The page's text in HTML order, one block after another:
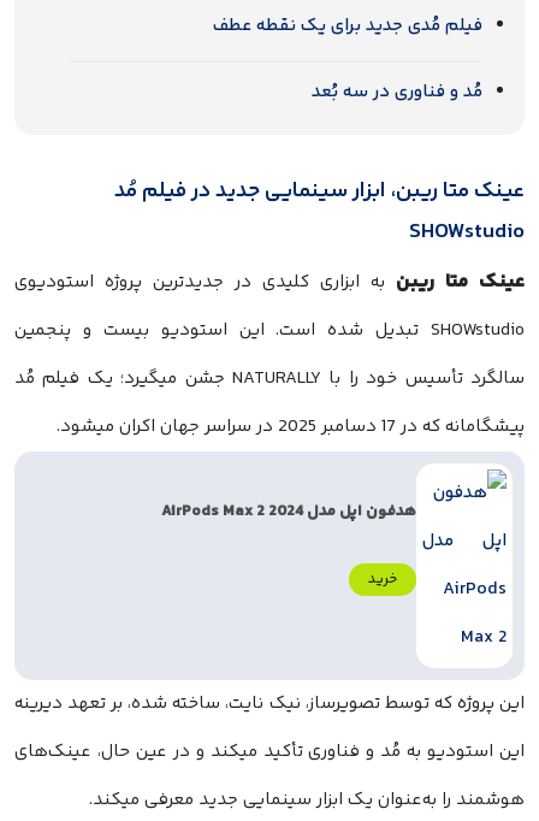
فیلم مُدی جدید برای یک نقطه عطف
مُد و فناوری در سه بُعد
عینک متا ریبن، ابزار سینمایی جدید در فیلم مُد
SHOWstudio
عینک متا ریبن به ابزاری کلیدی در جدیدترین پروژه استودیوی
SHOWstudio تبدیل شده است. این استودیو بیست و پنجمین
سالگرد تأسیس خود را با NATURALLY جشن میگیرد؛ یک فیلم مُد
پیشگامانه که در 17 دسامبر 2025 در سراسر جهان اکران میشود.
هدفون اپل مدل AirPods Max 2 2024
خرید
این پروژه که توسط تصویرساز، نیک نایت، ساخته شده، بر تعهد دیرینه
این استودیو به مُد و فناوری تأکید میکند و در عین حال، عینک‌های
هوشمند را به‌عنوان یک ابزار سینمایی جدید معرفی میکند.